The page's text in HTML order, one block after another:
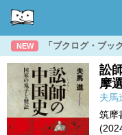
NEW 「ブクログ・ブッ
訟
摩
夫馬
筑摩